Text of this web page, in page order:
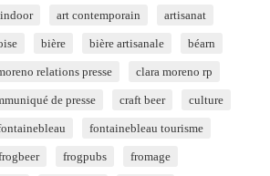
art contemporain artisanat
bière bière artisanale béarn
relations presse clara moreno rp
de presse craft beer culture
fontainebleau tourisme
frogpubs fromage